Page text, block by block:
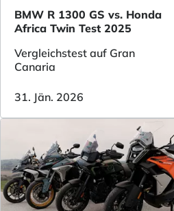
BMW R 1300 GS vs. Honda
Africa Twin Test 2025
Vergleichstest auf Gran
Canaria
31. Jän. 2026